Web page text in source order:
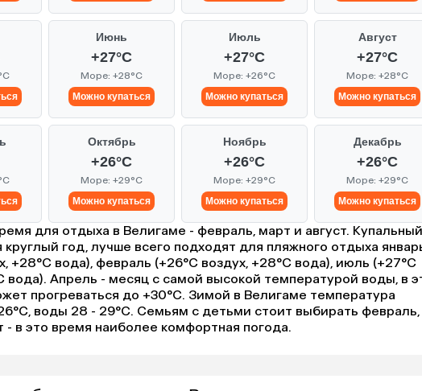
Июнь
+27°C
Море: +28°C
Можно купаться
Июль
+27°C
Море: +26°C
Можно купаться
Август
+27°C
Море: +28°C
Можно купаться
Октябрь
+26°C
Море: +29°C
Можно купаться
Ноябрь
+26°C
Море: +29°C
Можно купаться
Декабрь
+26°C
Море: +29°C
Можно купаться
для отдыха в Велигаме - февраль, март и август. Купальный
круглый год, лучше всего подходят для пляжного отдыха
+28°C вода), февраль (+26°C воздух, +28°C вода), июль (+27°C
вода). Апрель - месяц с самой высокой температурой воды, в
прогреваться до +30°C. Зимой в Велигаме температура
воды 28 - 29°C. Семьям с детьми стоит выбирать февраль,
- в это время наиболее комфортная погода.